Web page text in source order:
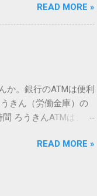
。 入力モードを「半
[X]キー**を押す。 入
Wordで非常に強力
トレスは驚くほど軽く
リットを徹底解説しま
急便の個人向け無料
盤となるサービスで
ることで、その利便
さらばできる理由 日
の受け取り体験が一変
ら、過去のものになり
依頼できます。 2. 24
前に受取時間を変更で
READ MORE »
か。銀行のATMは便利
きん（労働金庫）の
ろうきんATMは、利
き、 窓口での対応も
：手数料無料または
READ MORE »